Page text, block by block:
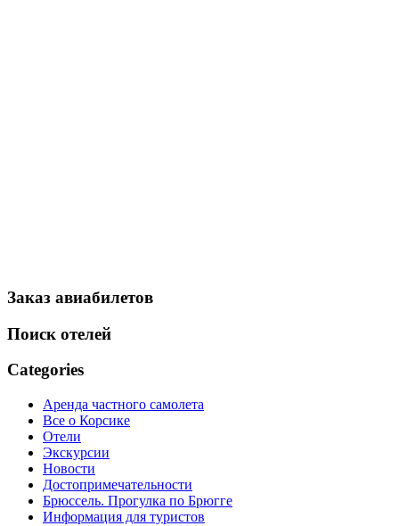
Заказ авиабилетов
Поиск отелей
Categories
Аренда частного самолета
Все о Корсике
Отели
Экскурсии
Новости
Достопримечательности
Брюссель. Прогулка по Брюгге
Информация для туристов